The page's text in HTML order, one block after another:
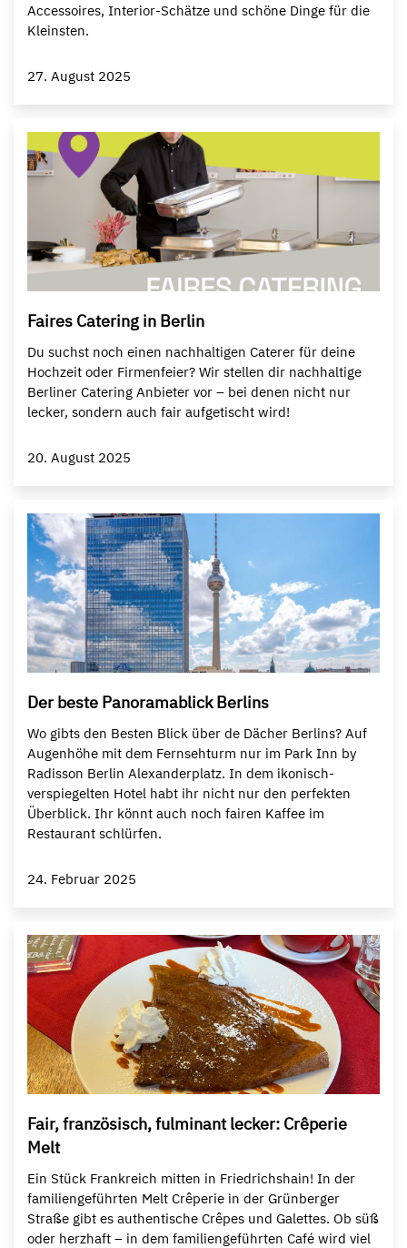
Accessoires, Interior-Schätze und schöne Dinge für die
Kleinsten.
27. August 2025
Faires Catering in Berlin
Du suchst noch einen nachhaltigen Caterer für deine
Hochzeit oder Firmenfeier? Wir stellen dir nachhaltige
Berliner Catering Anbieter vor – bei denen nicht nur
lecker, sondern auch fair aufgetischt wird!
20. August 2025
Der beste Panoramablick Berlins
Wo gibts den Besten Blick über de Dächer Berlins? Auf
Augenhöhe mit dem Fernsehturm nur im Park Inn by
Radisson Berlin Alexanderplatz. In dem ikonisch-
verspiegelten Hotel habt ihr nicht nur den perfekten
Überblick. Ihr könnt auch noch fairen Kaffee im
Restaurant schlürfen.
24. Februar 2025
Fair, französisch, fulminant lecker: Crêperie
Melt
Ein Stück Frankreich mitten in Friedrichshain! In der
familiengeführten Melt Crêperie in der Grünberger
Straße gibt es authentische Crêpes und Galettes. Ob süß
oder herzhaft – in dem familiengeführten Café wird viel